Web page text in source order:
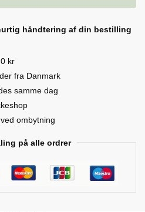
håndtering af din bestilling
kr
fra Danmark
samme dag
ombytning
på alle ordrer